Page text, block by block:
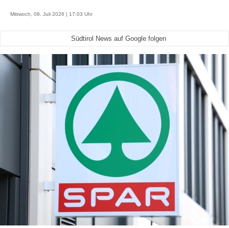
Mittwoch, 08. Juli 2026 | 17:03 Uhr
Südtirol News auf Google folgen